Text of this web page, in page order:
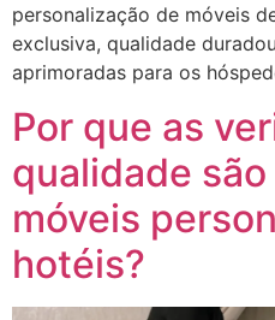
personalização de móveis
exclusiva, qualidade
aprimoradas para os
Por que as
qualidade
móveis
hotéis?